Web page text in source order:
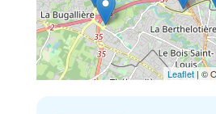
Leaflet | ©